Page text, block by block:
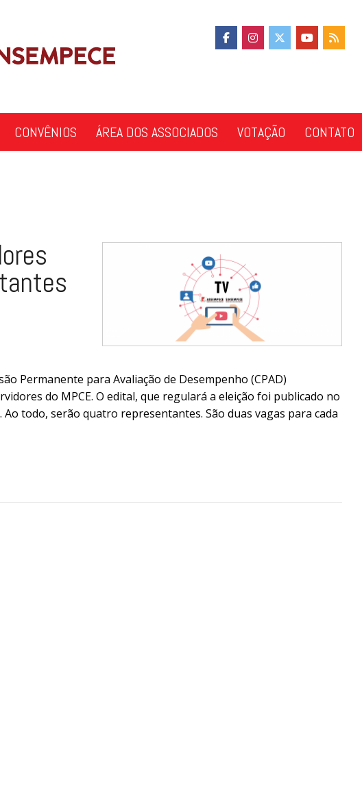
CONVÊNIOS ÁREA DOS ASSOCIADOS VOTAÇÃO CONTATO
Permanente para Avaliação de Desempenho (CPAD)
do MPCE. O edital, que regulará a eleição foi publicado no
todo, serão quatro representantes. São duas vagas para cada